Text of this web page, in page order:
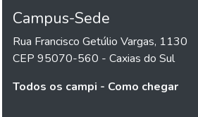
Campus-Sede
Rua Francisco Getúlio Vargas, 1130
CEP 95070-560 - Caxias do Sul
Todos os campi - Como chegar